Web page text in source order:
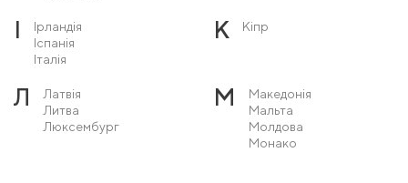
І
Ірландія
Іспанія
Італія
К Кіпр
Л
Латвія
Литва
Люксембург
М
Македонія
Мальта
Молдова
Монако